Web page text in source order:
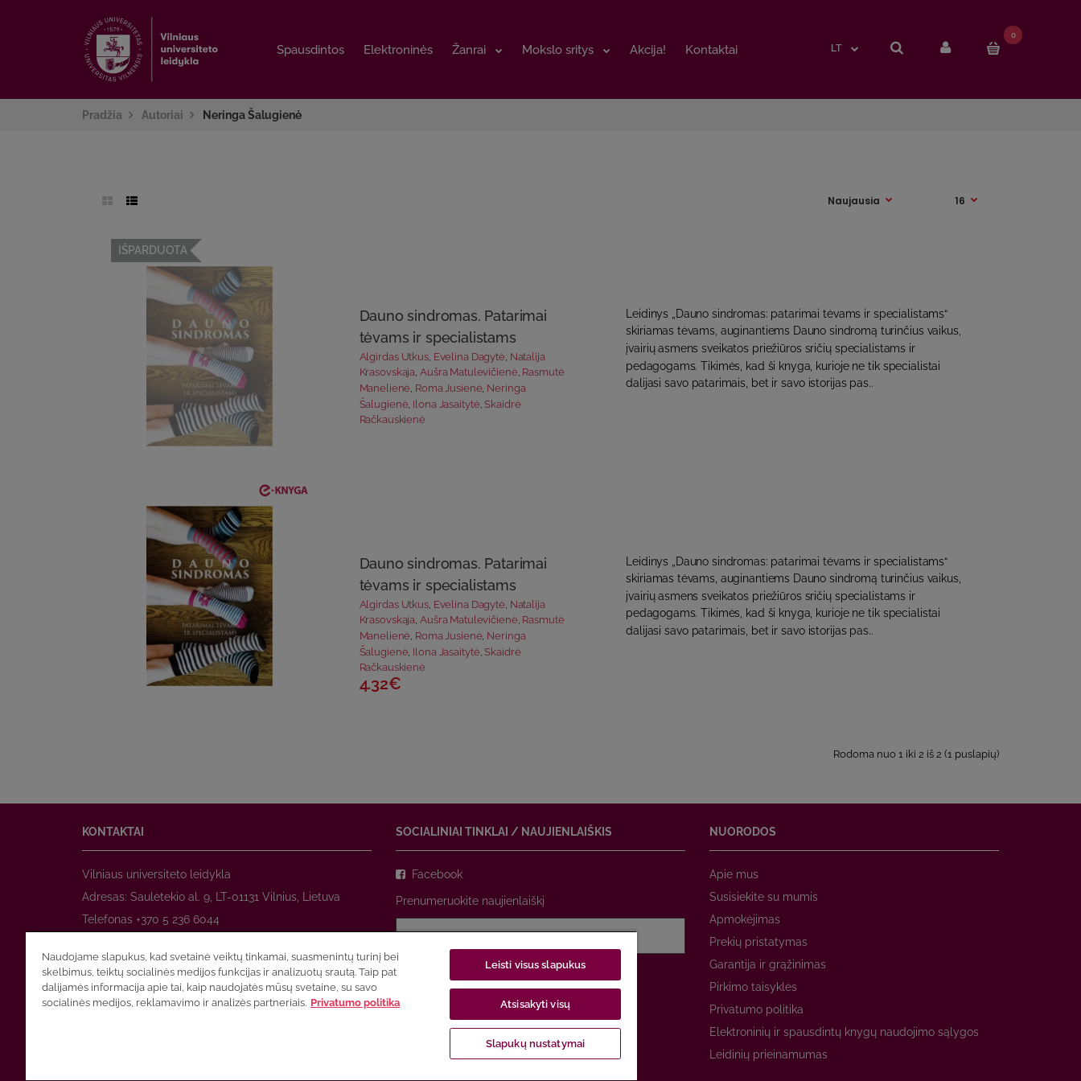
Spausdintos Elektroninės Žanrai Mokslo sritys Akcija! Kontaktai LT
0
Spausdintos Elektroninės Žanrai Mokslo sritys Akcija! Kontaktai LT
0
Pradžia Autoriai Neringa Šalugienė
IŠPARDUOTA
Dauno sindromas. Patarimai
tėvams ir specialistams
Algirdas Utkus, Evelina Dagytė Natalija
Krasovskaja,Aušra Matulevičienė, Rasmutė
Manelienė, Roma Jusienė, Neringa
Šalugienė Ilona Jasaitytė ,Skaidrė
Račkauskienė
Leidinys „Dauno sindromas: patarimai tėvams ir specialistams“
skiriamas tėvams, auginantiems Dauno sindromą turinčius vaikus,
įvairių asmens sveikatos priežiūros sričių specialistams ir
pedagogams. Tikimės, kad ši knyga, kurioje ne tik specialistai
dalijasi savo patarimais, bet ir savo istorijas pas..
Dauno sindromas. Patarimai
tėvams ir specialistams
Algirdas Utkus, Evelina Dagytė Natalija
Krasovskaja,Aušra Matulevičienė, Rasmutė
Manelienė Roma Jusienė Neringa
Šalugienė Ilona Jasaitytė ,Skaidrė
Račkauskienė
4.32€
Leidinys „Dauno sindromas: patarimai tėvams ir specialistams“
skiriamas tėvams, auginantiems Dauno sindromą turinčius vaikus,
įvairių asmens sveikatos priežiūros sričių specialistams ir
pedagogams. Tikimės, kad ši knyga, kurioje ne tik specialistai
dalijasi savo patarimais, bet ir savo istorijas pas..
Rodoma nuo 1 iki 2 iš 2 (1 puslapių)
KONTAKTAI
Vilniaus universiteto leidykla
Adresas: Saulėtekio al. 9, LT-01131 Vilnius, Lietuva
Telefonas +370 5 236 6044
El. paštasprekyba@leidykla.vu.lt
www.zurnalai.vu.lt
SOCIALINIAI TINKLAI / NAUJIENLAIŠKIS
Facebook
Prenumeruokite naujienlaiškį
privatumo politika
NUORODOS
Apie mus
Susisiekite su mumis
Apmokėjimas
Prekių pristatymas
Garantija ir grąžinimas
Pirkimo taisyklės
Privatumo politika
Elektroninių ir spausdintų knygų naudojimo sąlygos
Leidinių prieinamumas
Naudojame slapukus, kad svetainė veiktų tinkamai, suasmenintų turinį bei
skelbimus, teiktų socialinės medijos funkcijas ir analizuotų srautą. Taip pat
dalijamės informacija apie tai, kaip naudojatės mūsų svetaine, su savo
socialinės medijos, reklamavimo ir analizės partneriais. Privatumo politika
Leisti visus slapukus
Atsisakyti visų
Slapukų nustatymai